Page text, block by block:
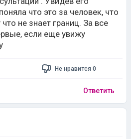
у вас есть охранное
(крышует вас) , заплатите им
дадут ему.
что это за человек, что
не знает границ. За все
если еще увижу
Не нравится 0
Ответить